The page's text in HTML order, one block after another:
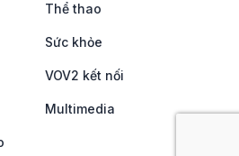
Thể thao
Sức khỏe
VOV2 kết nối
Multimedia